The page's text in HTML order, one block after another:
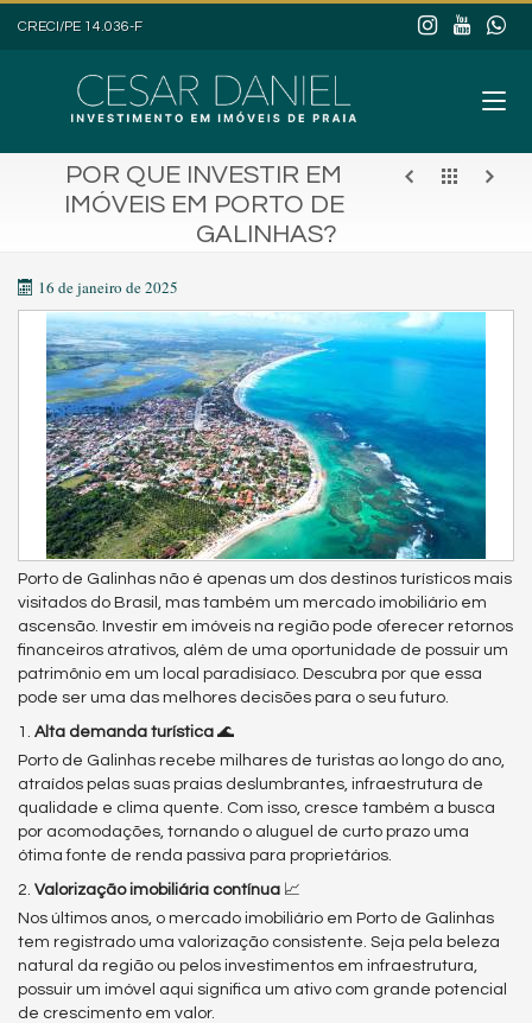
CRECI/PE 14.036-F
POR QUE INVESTIR EM
IMÓVEIS EM PORTO DE
GALINHAS?
16 de janeiro de 2025
Porto de Galinhas não é apenas um dos destinos turísticos mais
visitados do Brasil, mas também um mercado imobiliário em
ascensão. Investir em imóveis na região pode oferecer retornos
financeiros atrativos, além de uma oportunidade de possuir um
patrimônio em um local paradisíaco. Descubra por que essa
pode ser uma das melhores decisões para o seu futuro.
1. Alta demanda turística 🌊
Porto de Galinhas recebe milhares de turistas ao longo do ano,
atraídos pelas suas praias deslumbrantes, infraestrutura de
qualidade e clima quente. Com isso, cresce também a busca
por acomodações, tornando o aluguel de curto prazo uma
ótima fonte de renda passiva para proprietários.
2. Valorização imobiliária contínua 📈
Nos últimos anos, o mercado imobiliário em Porto de Galinhas
tem registrado uma valorização consistente. Seja pela beleza
natural da região ou pelos investimentos em infraestrutura,
possuir um imóvel aqui significa um ativo com grande potencial
de crescimento em valor.